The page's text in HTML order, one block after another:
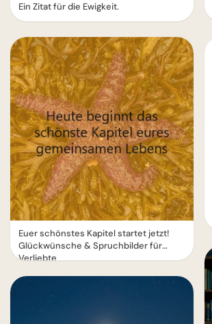
Ein Zitat für die Ewigkeit.
Euer schönstes Kapitel startet jetzt!
Glückwünsche & Spruchbilder für
Verliebte